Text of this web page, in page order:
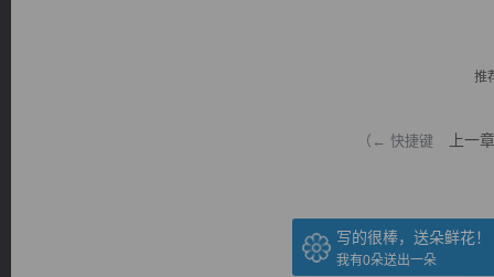
推
（← 快捷键 上一章
写的很棒，送朵鲜花！
我有0朵送出一朵